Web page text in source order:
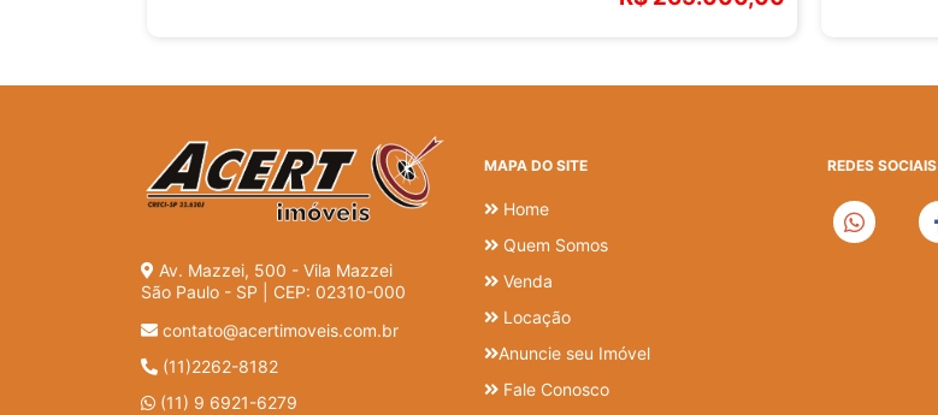
Av. Mazzei, 500 - Vila Mazzei
São Paulo - SP | CEP: 02310-000
contato@acertimoveis.com.br
(11)2262-8182
(11) 9 6921-6279
MAPA DO SITE
Home
Quem Somos
Venda
Locação
Anuncie seu Imóvel
Fale Conosco
REDES SOCIAIS